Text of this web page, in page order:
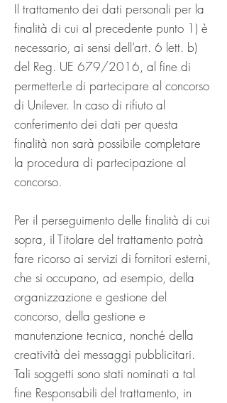
Il trattamento dei dati personali per la
finalità di cui al precedente punto 1) è
necessario, ai sensi dell’art. 6 lett. b)
del Reg. UE 679/2016, al fine di
permetterLe di partecipare al concorso
di Unilever. In caso di rifiuto al
conferimento dei dati per questa
finalità non sarà possibile completare
la procedura di partecipazione al
concorso.
Per il perseguimento delle finalità di cui
sopra, il Titolare del trattamento potrà
fare ricorso ai servizi di fornitori esterni,
che si occupano, ad esempio, della
organizzazione e gestione del
concorso, della gestione e
manutenzione tecnica, nonché della
creatività dei messaggi pubblicitari.
Tali soggetti sono stati nominati a tal
fine Responsabili del trattamento, in